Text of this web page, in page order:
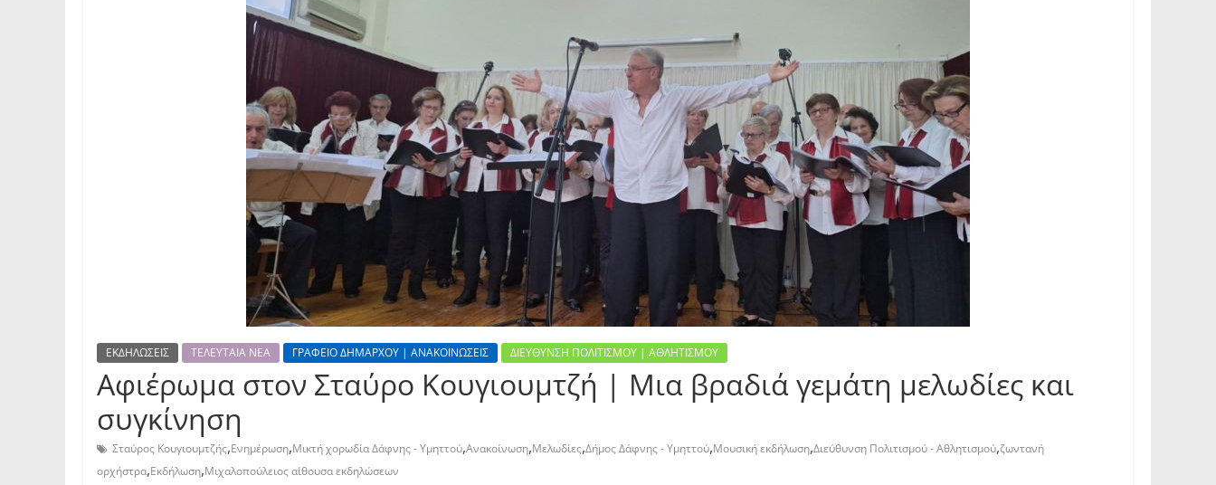
ΕΚΔΗΛΩΣΕΙΣ ΤΕΛΕΥΤΑΙΑ ΝΕΑ ΓΡΑΦΕΙΟ ΔΗΜΑΡΧΟΥ | ΑΝΑΚΟΙΝΩΣΕΙΣ ΔΙΕΥΘΥΝΣΗ ΠΟΛΙΤΙΣΜΟΥ | ΑΘΛΗΤΙΣΜΟΥ
Αφιέρωμα στον Σταύρο Κουγιουμτζή | Μια βραδιά γεμάτη μελωδίες και
συγκίνηση
Σταύρος Κουγιουμτζής,Ενημέρωση,Μικτή χορωδία Δάφνης - Υμηττού,Ανακοίνωση,Μελωδίες,Δήμος Δάφνης - Υμηττού,Μουσική εκδήλωση,Διεύθυνση Πολιτισμού - Αθλητισμού,ζωντανή
ορχήστρα,Εκδήλωση,Μιχαλοπούλειος αίθουσα εκδηλώσεων